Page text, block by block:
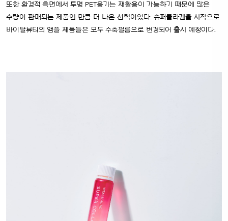
또한 환경적 측면에서 투명 PET용기는 재활용이 가능하기 때문에 많은
수량이 판매되는 제품인 만큼 더 나은 선택이었다. 슈퍼콜라겐을 시작으로
바이탈뷰티의 앰플 제품들은 모두 수축필름으로 변경되어 출시 예정이다.